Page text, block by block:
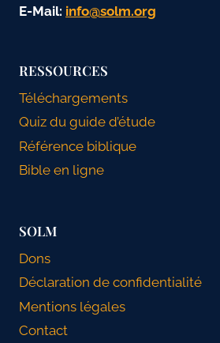
E-Mail: gro.mlos@ofni
RESSOURCES
Téléchargements
Quiz du guide d’étude
Référence biblique
Bible en ligne
SOLM
Dons
Déclaration de confidentialité
Mentions légales
Contact